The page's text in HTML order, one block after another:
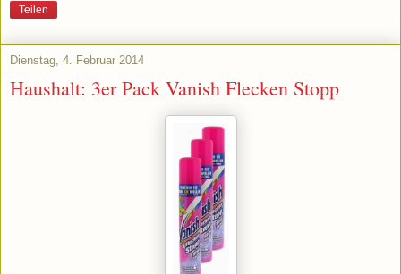
Teilen
Dienstag, 4. Februar 2014
Haushalt: 3er Pack Vanish Flecken Stopp